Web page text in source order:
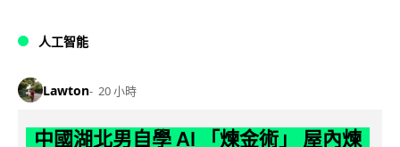
人工智能
Lawton 20 小時
中國湖北男自學 AI 「煉金術」 屋內煉